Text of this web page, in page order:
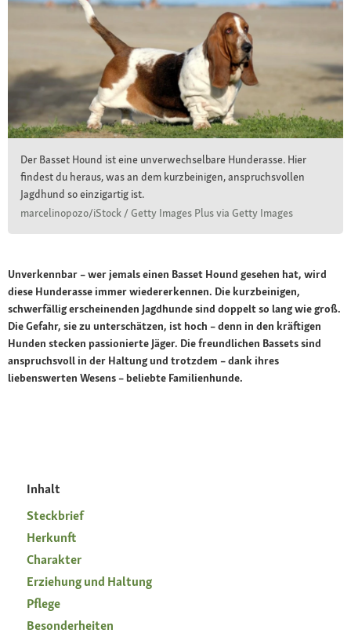
Der Basset Hound ist eine unverwechselbare Hunderasse. Hier
findest du heraus, was an dem kurzbeinigen, anspruchsvollen
Jagdhund so einzigartig ist.
marcelinopozo/iStock / Getty Images Plus via Getty Images
Unverkennbar – wer jemals einen Basset Hound gesehen hat, wird
diese Hunderasse immer wiedererkennen. Die kurzbeinigen,
schwerfällig erscheinenden Jagdhunde sind doppelt so lang wie groß.
Die Gefahr, sie zu unterschätzen, ist hoch – denn in den kräftigen
Hunden stecken passionierte Jäger. Die freundlichen Bassets sind
anspruchsvoll in der Haltung und trotzdem – dank ihres
liebenswerten Wesens – beliebte Familienhunde.
Inhalt
Steckbrief
Herkunft
Charakter
Erziehung und Haltung
Pflege
Besonderheiten